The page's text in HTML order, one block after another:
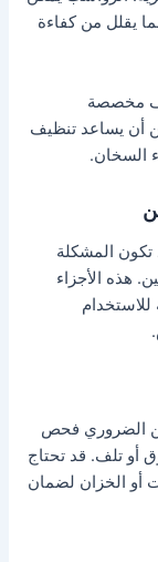
يقلل من كفاءة
مخصصة
أن يساعد تنظيف
السخان.
تكون المشكلة
هذه الأجزاء
الضروري فحص
أو تلف. قد تحتاج
أو الخزان لضمان